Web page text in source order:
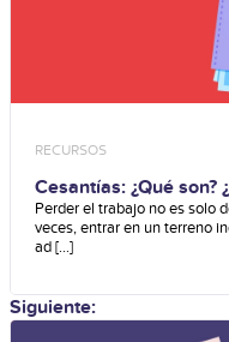
RECURSOS
Cesantías: ¿Qué son?
Perder el trabajo no es solo
veces, entrar en un terreno
ad [...]
Siguiente: